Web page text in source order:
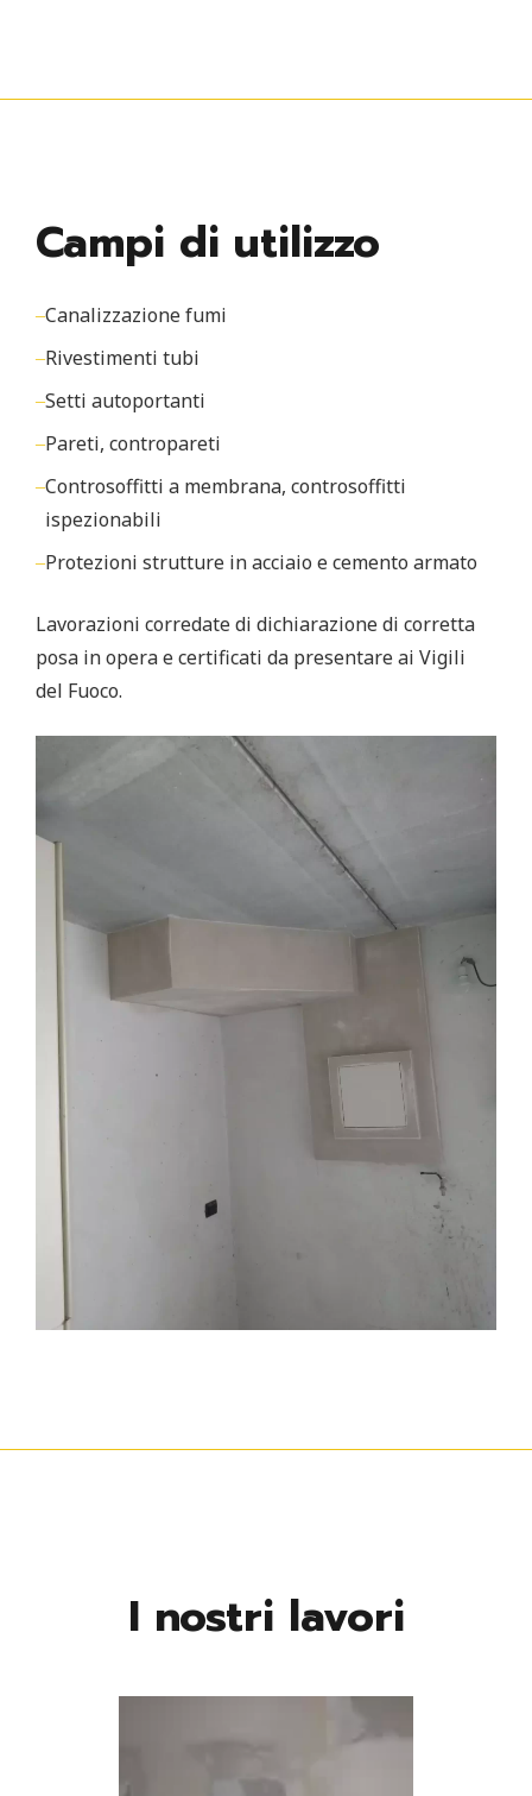
Campi di utilizzo
Canalizzazione fumi
Rivestimenti tubi
Setti autoportanti
Pareti, contropareti
Controsoffitti a membrana, controsoffitti
ispezionabili
Protezioni strutture in acciaio e cemento armato
Lavorazioni corredate di dichiarazione di corretta
posa in opera e certificati da presentare ai Vigili
del Fuoco.
I nostri lavori